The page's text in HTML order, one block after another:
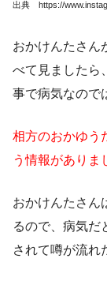
出典 https://
おかけんたさん
べて見ましたら
事で病気なので
相方のおかゆう
う情報がありま
おかけんたさん
るので、病気だ
されて噂が流れ